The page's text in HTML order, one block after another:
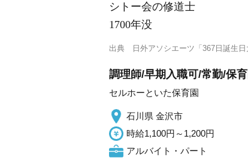
シトー会の修道士
1700年没
出典 日外アソシエーツ「367日誕生日
調理師/早期入職可/常勤/保
セルホーといた保育園
石川県 金沢市
時給1,100円～1,200円
アルバイト・パート